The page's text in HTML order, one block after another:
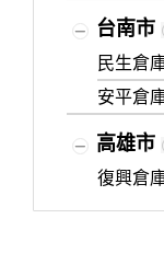
台南市 (
民生倉
安平倉
高雄市 (
復興倉